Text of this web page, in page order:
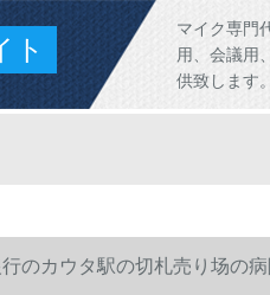
ト
マイク専門
用、会議用
供致します
のカウタ駅の切札売り场の